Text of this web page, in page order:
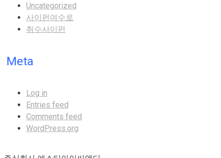
Uncategorized
사이펀여수로
취수사이펀
Meta
Log in
Entries feed
Comments feed
WordPress.org